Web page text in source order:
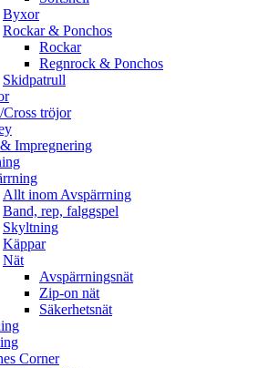
Byxor
Rockar & Ponchos
Rockar
Regnrock & Ponchos
Skidpatrull
tröjor
Impregnering
Allt inom Avspärrning
Band, rep, falggspel
Skyltning
Käppar
Nät
Avspärrningsnät
Zip-on nät
Säkerhetsnät
Corner